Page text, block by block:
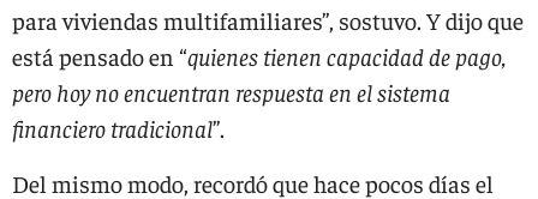
para viviendas multifamiliares”, sostuvo. Y dijo que
está pensado en “quienes tienen capacidad de pago,
pero hoy no encuentran respuesta en el sistema
financiero tradicional”.
Del mismo modo, recordó que hace pocos días el